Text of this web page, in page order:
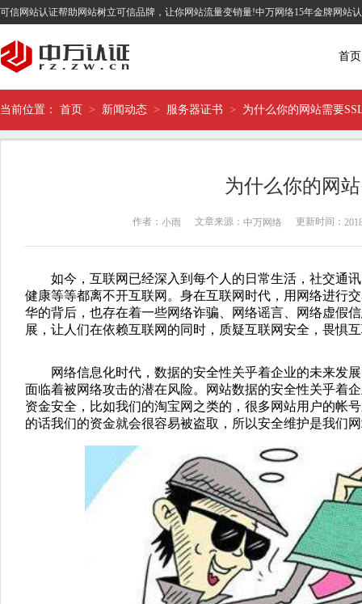
可信网站认证帮助网站树立可信品牌，让你网站流量变销量!中万网络15年金牌网站
首页
当前位置： 首页 > 新闻动态 > 服务器证书 > 为什么你的网站需要
为什么你的网
作者： 小雨 文章来源： 中万网络 更新时间：
如今，互联网已经深入到每个人的日常生活，社交通讯
健康等等都离不开互联网。身在互联网时代，用网络进行
华的背后，也存在着一些网络诈骗、网络谣言、网络虚假
展，让人们在依赖互联网的同时，质疑互联网安全，畏惧
网络信息化时代，数据的安全性关乎着企业的未来发展
面临着被网络攻击的潜在风险。网站数据的安全性关乎着
资金安全，比如我们的淘宝网之类的，很多网站用户的帐
的话我们的资金就会很容易被盗取，所以安全维护是我们